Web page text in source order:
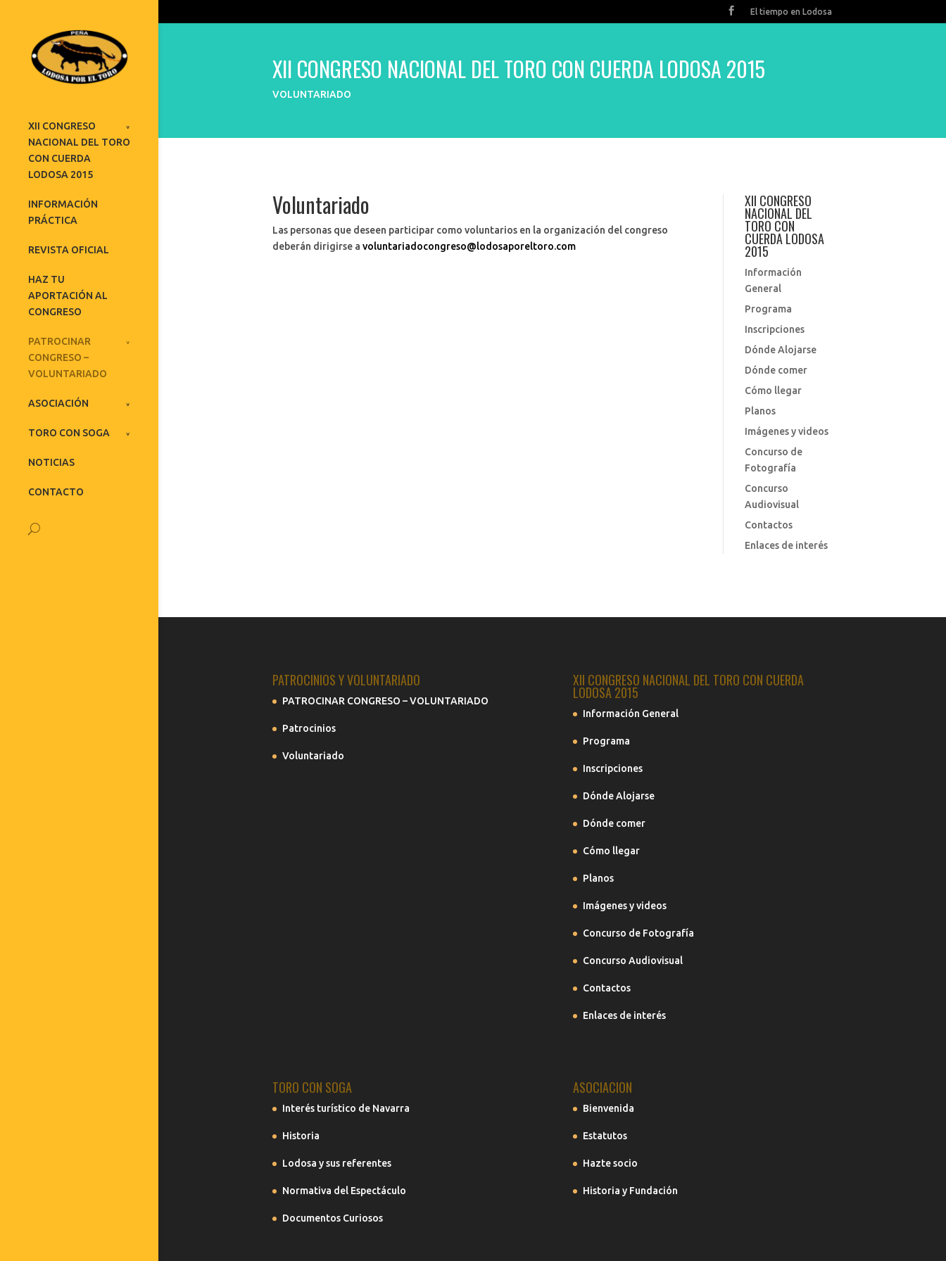
El tiempo en Lodosa
XII CONGRESO
NACIONAL DEL TORO
CON CUERDA
LODOSA 2015
INFORMACIÓN
PRÁCTICA
REVISTA OFICIAL
HAZ TU
APORTACIÓN AL
CONGRESO
PATROCINAR
CONGRESO –
VOLUNTARIADO
ASOCIACIÓN
TORO CON SOGA
NOTICIAS
CONTACTO
XII CONGRESO NACIONAL DEL TORO CON CUERDA LODOSA 2015
VOLUNTARIADO
Voluntariado
Las personas que deseen participar como voluntarios en la organización del congreso
deberán dirigirse a voluntariadocongreso@lodosaporeltoro.com
XII CONGRESO
NACIONAL DEL
TORO CON
CUERDA LODOSA
2015
Información
General
Programa
Inscripciones
Dónde Alojarse
Dónde comer
Cómo llegar
Planos
Imágenes y videos
Concurso de
Fotografía
Concurso
Audiovisual
Contactos
Enlaces de interés
PATROCINIOS Y VOLUNTARIADO
PATROCINAR CONGRESO – VOLUNTARIADO
Patrocinios
Voluntariado
XII CONGRESO NACIONAL DEL TORO CON CUERDA
LODOSA 2015
Información General
Programa
Inscripciones
Dónde Alojarse
Dónde comer
Cómo llegar
Planos
Imágenes y videos
Concurso de Fotografía
Concurso Audiovisual
Contactos
Enlaces de interés
TORO CON SOGA
Interés turístico de Navarra
Historia
Lodosa y sus referentes
Normativa del Espectáculo
Documentos Curiosos
ASOCIACION
Bienvenida
Estatutos
Hazte socio
Historia y Fundación